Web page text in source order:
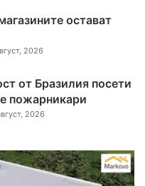
остават
2026
от Бразилия посети
пожарникари
2026